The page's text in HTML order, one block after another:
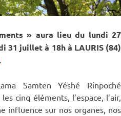
» aura lieu du lundi 27
31 juillet à 18h à LAURIS (84)
Samten Yéshé Rinpoché
cinq éléments, l’espace, l’air,
influence sur nos organes, nos